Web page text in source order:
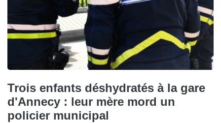
Trois enfants déshydratés à la gare
d'Annecy : leur mère mord un
policier municipal